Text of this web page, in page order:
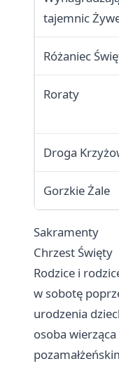
tajemnic
Różaniec
Roraty
Droga
Gorzkie Żale
Sakramenty
Chrzest Święty
Rodzice i
w sobotę
urodzenia
osoba